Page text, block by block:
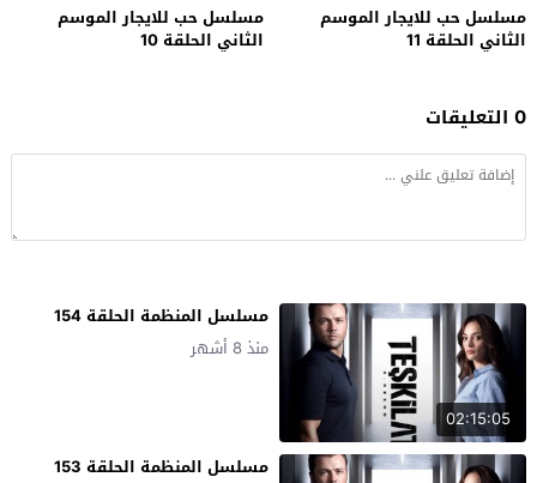
مسلسل حب للايجار الموسم
الثاني الحلقة 11
مسلسل حب للايجار الموسم
الثاني الحلقة 10
0 التعليقات
02:15:05
مسلسل المنظمة الحلقة 154
منذ 8 أشهر
مسلسل المنظمة الحلقة 153